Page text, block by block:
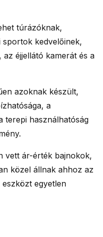
túrázóknak,
sportok kedvelőinek,
éjjellátó kamerát és a
azoknak készült,
a
terepi használhatóság
vett ár-érték bajnokok,
közel állnak ahhoz az
egyetlen